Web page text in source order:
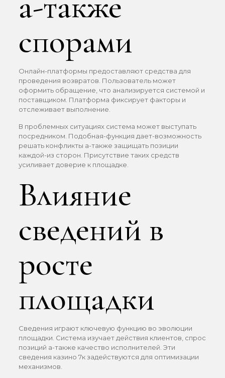
спорами
Онлайн-платформы предоставляют средства для
проведения возвратов. Пользователь может
оформить обращение, что анализируется системой и
поставщиком. Платформа фиксирует факторы и
отслеживает выполнение.
В проблемных ситуациях система может выступать
посредником. Подобная-функция дает-возможность
решать конфликты а-также защищать позиции
каждой-из сторон. Присутствие таких средств
усиливает доверие к площадке.
Влияние
сведений в
росте
площадки
Сведения играют ключевую функцию во эволюции
площадки. Система изучает действия клиентов, спрос
позиций а-также качество исполнителей. Эти
сведения казино 7к задействуются для оптимизации
механизмов.